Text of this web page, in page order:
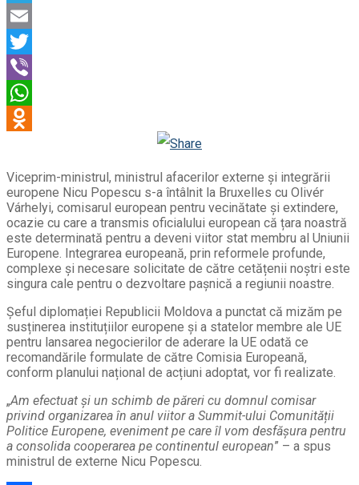
Odnoklassniki
Viceprim-ministrul, ministrul afacerilor externe și integrării
europene Nicu Popescu s-a întâlnit la Bruxelles cu Olivér
Várhelyi, comisarul european pentru vecinătate și extindere,
ocazie cu care a transmis oficialului european că țara noastră
este determinată pentru a deveni viitor stat membru al Uniunii
Europene. Integrarea europeană, prin reformele profunde,
complexe și necesare solicitate de către cetățenii noștri este
singura cale pentru o dezvoltare pașnică a regiunii noastre.
Șeful diplomației Republicii Moldova a punctat că mizăm pe
susținerea instituțiilor europene și a statelor membre ale UE
pentru lansarea negocierilor de aderare la UE odată ce
recomandările formulate de către Comisia Europeană,
conform planului național de acțiuni adoptat, vor fi realizate.
„Am efectuat și un schimb de păreri cu domnul comisar
privind organizarea în anul viitor a Summit-ului Comunității
Politice Europene, eveniment pe care îl vom desfășura pentru
a consolida cooperarea pe continentul european” – a spus
ministrul de externe Nicu Popescu.